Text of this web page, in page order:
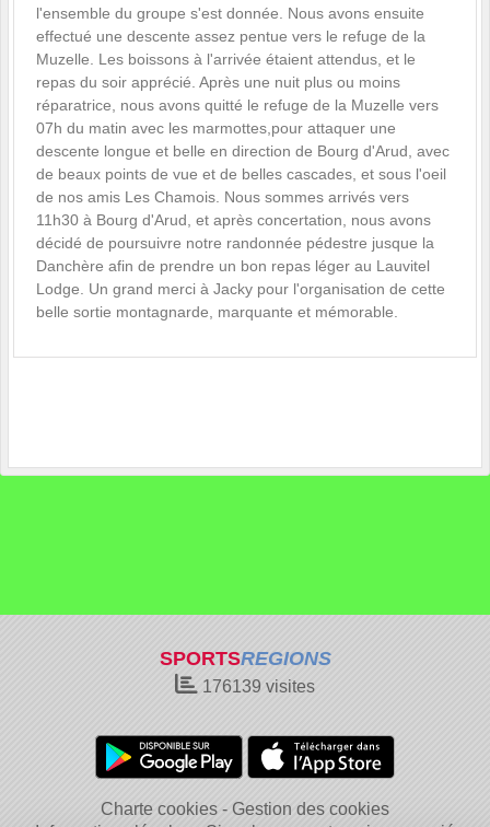
l'ensemble du groupe s'est donnée. Nous avons ensuite
effectué une descente assez pentue vers le refuge de la
Muzelle. Les boissons à l'arrivée étaient attendus, et le
repas du soir apprécié. Après une nuit plus ou moins
réparatrice, nous avons quitté le refuge de la Muzelle vers
07h du matin avec les marmottes,pour attaquer une
descente longue et belle en direction de Bourg d'Arud, avec
de beaux points de vue et de belles cascades, et sous l'oeil
de nos amis Les Chamois. Nous sommes arrivés vers
11h30 à Bourg d'Arud, et après concertation, nous avons
décidé de poursuivre notre randonnée pédestre jusque la
Danchère afin de prendre un bon repas léger au Lauvitel
Lodge. Un grand merci à Jacky pour l'organisation de cette
belle sortie montagnarde, marquante et mémorable.
SPORTSREGIONS
176139 visites
Charte cookies
Gestion des cookies